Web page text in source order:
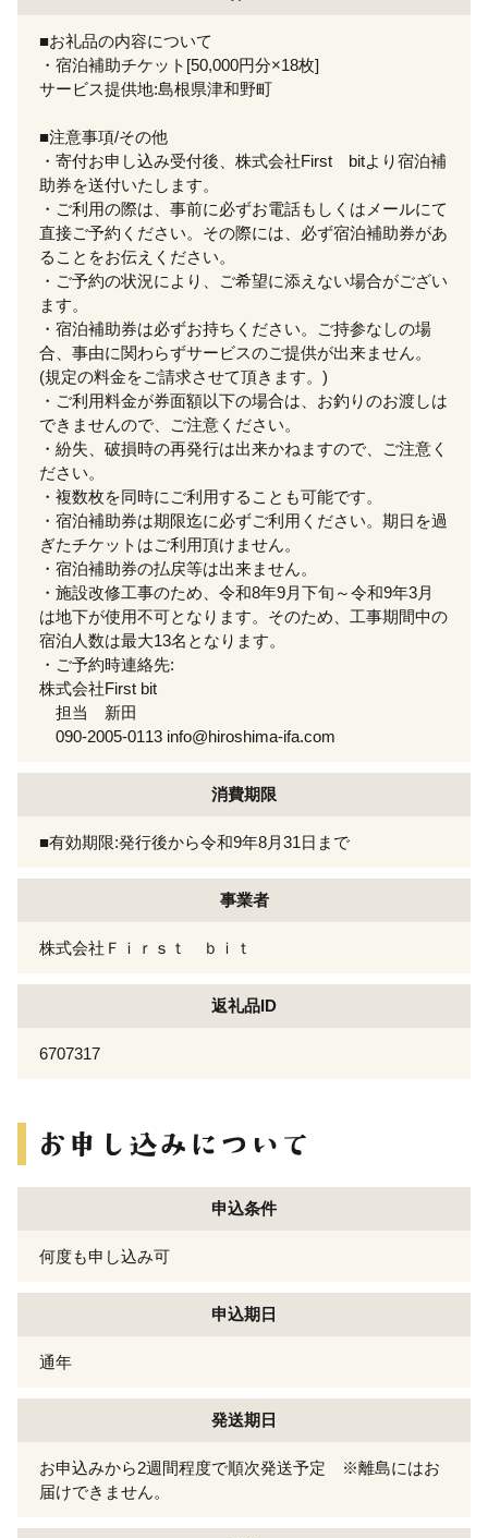
■お礼品の内容について
・宿泊補助チケット[50,000円分×18枚]
サービス提供地:島根県津和野町
■注意事項/その他
・寄付お申し込み受付後、株式会社First bitより宿泊補
助券を送付いたします。
・ご利用の際は、事前に必ずお電話もしくはメールにて
直接ご予約ください。その際には、必ず宿泊補助券があ
ることをお伝えください。
・ご予約の状況により、ご希望に添えない場合がござい
ます。
・宿泊補助券は必ずお持ちください。ご持参なしの場
合、事由に関わらずサービスのご提供が出来ません。
(規定の料金をご請求させて頂きます。)
・ご利用料金が券面額以下の場合は、お釣りのお渡しは
できませんので、ご注意ください。
・紛失、破損時の再発行は出来かねますので、ご注意く
ださい。
・複数枚を同時にご利用することも可能です。
・宿泊補助券は期限迄に必ずご利用ください。期日を過
ぎたチケットはご利用頂けません。
・宿泊補助券の払戻等は出来ません。
・施設改修工事のため、令和8年9月下旬～令和9年3月
は地下が使用不可となります。そのため、工事期間中の
宿泊人数は最大13名となります。
・ご予約時連絡先:
株式会社First bit
担当 新田
090-2005-0113 info@hiroshima-ifa.com
消費期限
■有効期限:発行後から令和9年8月31日まで
事業者
株式会社Ｆｉｒｓｔ ｂｉｔ
返礼品ID
6707317
申込条件
何度も申し込み可
申込期日
通年
発送期日
お申込みから2週間程度で順次発送予定 ※離島にはお
届けできません。